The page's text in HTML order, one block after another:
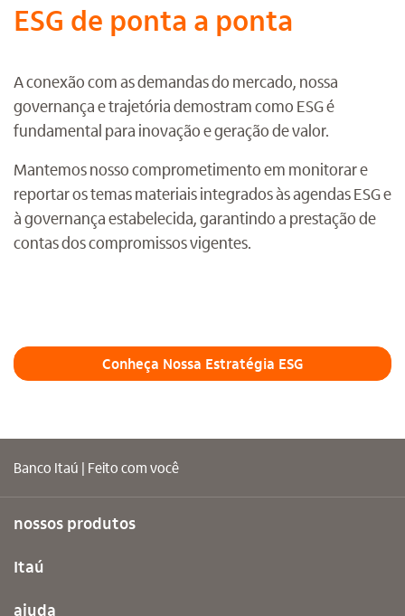
ESG de ponta a ponta
A conexão com as demandas do mercado, nossa
governança e trajetória demostram como ESG é
fundamental para inovação e geração de valor.
Mantemos nosso comprometimento em monitorar e
reportar os temas materiais integrados às agendas ESG e
à governança estabelecida, garantindo a prestação de
contas dos compromissos vigentes.
Conheça Nossa Estratégia ESG
Banco Itaú | Feito com você
nossos produtos
Itaú
ajuda